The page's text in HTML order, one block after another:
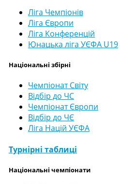
Ліга Чемпіонів
Ліга Європи
Ліга Конференцій
Юнацька ліга УЄФА U19
Національні збірні
Чемпіонат Світу
Відбір до ЧС
Чемпіонат Європи
Відбір до ЧЄ
Ліга Націй УЄФА
Турнірні таблиці
Національні чемпіонати